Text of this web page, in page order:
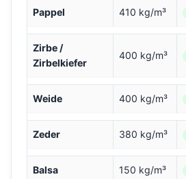
Pappel 410 kg/m³
Zirbe /
Zirbelkiefer
400 kg/m³
Weide 400 kg/m³
Zeder 380 kg/m³
Balsa 150 kg/m³